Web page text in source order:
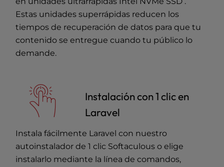
Estas unidades superrápidas reducen los
tiempos de recuperación de datos para que tu
contenido se entregue cuando tu público lo
demande.
Instalación con 1 clic en
Laravel
Instala fácilmente Laravel con nuestro
autoinstalador de 1 clic Softaculous o elige
instalarlo mediante la línea de comandos,